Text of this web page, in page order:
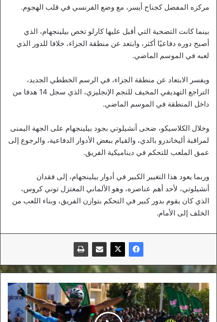
مركزه المفضل كجناح أيسر، مع وضع الفرنسي في قلب الهجوم.
بينما كانت التضحية التي أقبل عليها كارلو تخص بيلينجهام، الذي
أصبح دوره دفاعيًا أكثر، وابتعد عن منطقة الجزاء، خلافا للدور الذي
لعبه في الموسم الماضي.
ويفسر الابتعاد عن منطقة الجزاء، في الرسم الخططي الجديد،
التراجع التهديفي المخيف للنجم الإنجليزي، الذي سجل 14 هدفا من
داخل المنطقة في الموسم الماضي.
وخلال الكلاسيكو، ضحى أنشيلوتي بجود بيلينجهام على الجهة اليمنى
لمراقبة أليخاندرو بالدي، والقيام ببعض الأدوار الدفاعية، والرجوع إلى
عمق الملعب للتحكم في ديناميكية الفريق.
وربما يعود هذا التغيير الكبير في أدوار بيلينجهام، إلى فقدان
أنشيلوتي، لأحد أهم عناصره، وهو الألماني المعتزل توني كروس،
الذي كان يقوم بدور كبير في التحكم بتوازن الفريق، وبناء اللعب من
الخلف إلى الأمام.
الاتحادية
الجزائرية
للدراجات..
برباري